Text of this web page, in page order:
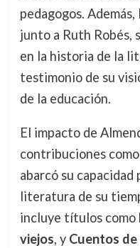
pedagogos.
junto a Ruth Robés,
en la historia de la
testimonio de su
de la educación.
El impacto de
contribuciones
abarcó su
literatura de su
incluye títulos como
viejos, y Cuentos